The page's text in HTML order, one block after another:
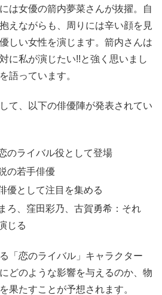
は女優の箭内夢菜さんが抜擢。自
えながらも、周りには辛い顔を見
しい女性を演じます。箭内さんは
に私が演じたい!!と強く思いまし
語っています。
て、以下の俳優陣が発表されてい
のライバル役として登場
の若手俳優
優として注目を集める
ろ、窪田彩乃、古賀勇希：それ
じる
「恋のライバル」キャラクター
どのような影響を与えるのか、物
果たすことが予想されます。